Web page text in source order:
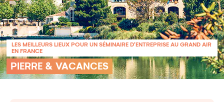
LES MEILLEURS LIEUX POUR UN SÉMINAIRE D'ENTREPRISE AU GRAND AIR
EN FRANCE
PIERRE & VACANCES